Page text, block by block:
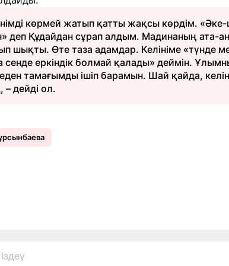
көрмей жатып қатты жақсы көрдім.
деп Құдайдан сұрап алдым. Мадинаның ата-
шықты. Өте таза адамдар. Келініме «түнде
сенде еркіндік болмай қалады» деймін.
тамағымды ішіп барамын. Шай қайда,
– дейді ол.